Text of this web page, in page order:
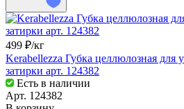
499 ₽/кг
Kerabellezza Губка целлюлозная для
затирки арт. 124382
Есть в наличии
Арт. 124382